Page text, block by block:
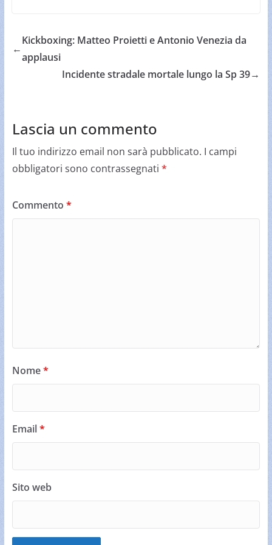
←
Kickboxing: Matteo Proietti e Antonio Venezia da
applausi
Incidente stradale mortale lungo la Sp 39→
Lascia un commento
Il tuo indirizzo email non sarà pubblicato. I campi
obbligatori sono contrassegnati *
Commento *
Nome*
Email*
Sito web